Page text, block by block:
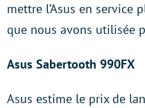
mettre l’Asus en service
que nous avons utilisée
Asus Sabertooth 990FX
Asus estime le prix de